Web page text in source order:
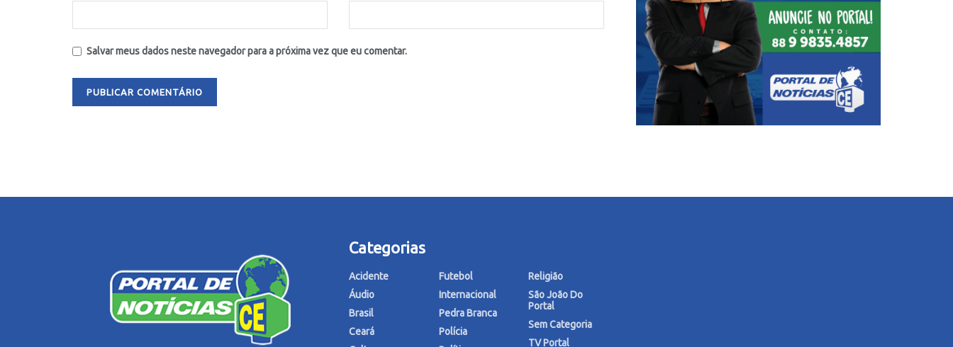
Salvar meus dados neste navegador para a próxima vez que eu comentar.
Categorias
Acidente
Áudio
Brasil
Ceará
Futebol
Internacional
Pedra Branca
Polícia
Religião
São João Do
Portal
Sem Categoria
TV Portal